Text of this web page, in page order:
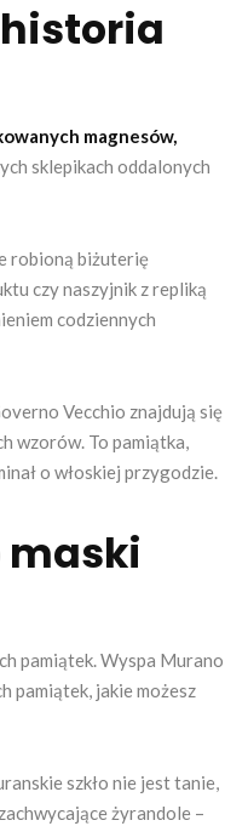
magnesów,
sklepikach oddalonych
robioną biżuterię
czy naszyjnik z repliką
codziennych
Vecchio znajdują się
wzorów. To pamiątka,
o włoskiej przygodzie.
maski
pamiątek. Wyspa Murano
pamiątek, jakie możesz
szkło nie jest tanie,
żyrandole –